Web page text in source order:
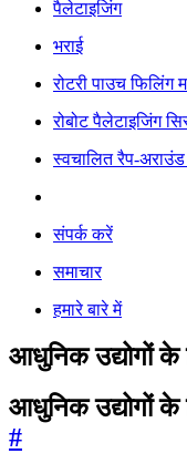
पैलेटाइजिंग
भराई
रोटरी पाउच फिलिंग
रोबोट पैलेटाइजिंग
स्वचालित रैप-
संपर्क करें
समाचार
हमारे बारे में
आधुनिक उद्योगों के
आधुनिक उद्योगों के
#